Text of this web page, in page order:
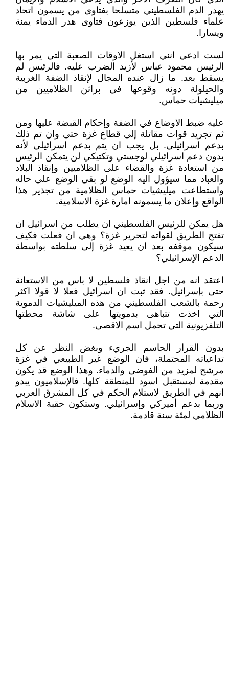
يهدر الدم الفلسطيني متسلحا بفتاوى من يسمون اتحاد
علماء فلسطين الذين يوزعون فتاوى هدر الدماء يمنة
ويسارا.
لست ادعي انني استغل الاوقات الصعبة التي يمر بها
الرئيس محمود عباس لأزيد الضرب عليه. فالرئيس لم
يسقط بعد. ما زال عنده المجال لإنقاذ الضفة الغربية
والحيلولة دونه وقوعها في براثن الظلاميين من
ميليشيات حماس.
عليه ضبط الاوضاع في الضفة وإحكام القبضة عليها ومن
ثم تجريد قوات مقاتلة إلى قطاع غزة حتى وان تم ذلك
بدعم اسرائيلي. بل يجب ان يتم بدعم اسرائيلي لأنه
بدون دعم اسرائيلي لوجستي وتكتيكي لن يتمكن الرئيس
من استعادة غزة والقضاء على الظلاميين وإنقاذ البلاد
والعباد مما سيؤول اليه الوضع لو بقي الوضع على حاله
واستطاعت ميليشيات حماس الظلامية من تجذير هذا
الواقع وإعلان ما يسمونه امارة غزة الاسلامية.
هل يمكن للرئيس الفلسطيني ان يطلب من اسرائيل ان
تفتح الطريق لقواته لتحرير غزة؟ وهي ان فعلت فكيف
سيكون موقفه بعد ان يعيد غزة إلى سلطته بواسطة
الدعم الإسرائيلي؟
اعتقد انه من اجل انقاذ فلسطين لا باس من الاستعانة
حتى بإسرائيل. فقد ثبت ان اسرائيل فعلا لا قولا اكثر
رحمة بالشعب الفلسطيني من هذه الميليشيات الدموية
التي اخذت تتباهى بدمويتها على شاشة محطتها
التلفزيونية التي تحمل اسم الاقصى.
بدون القرار الحاسم الجريء وبغض النظر عن كل
تداعياته المحتملة، فان الوضع غير الطبيعي في غزة
مرشح لمزيد من الفوضى والدماء. وهذا الوضع قد يكون
مقدمة لمستقبل اسود للمنطقة كلها. فالإسلاميون يبدو
انهم في الطريق لاستلام الحكم في كل المشرق العربي
وربما بدعم أميركي وإسرائيلي. وستكون حقبة الاسلام
الظلامي لمئة سنة قادمة.